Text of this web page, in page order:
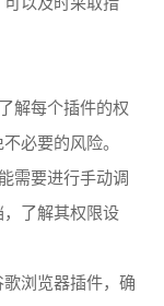
解每个插件的权
必要的风险。
需要进行手动调
了解其权限设
浏览器插件，确